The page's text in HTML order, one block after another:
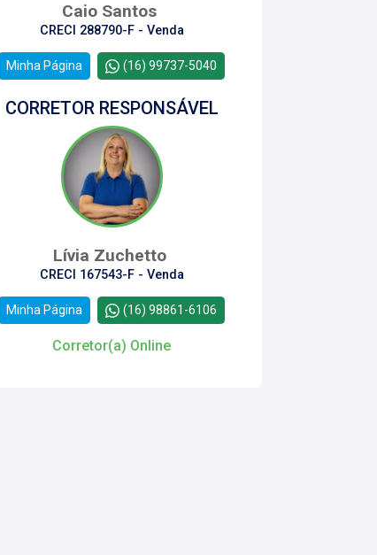
Caio Santos
CRECI 288790-F - Venda
Minha Página (16) 99737-5040
CORRETOR RESPONSÁVEL
Lívia Zuchetto
CRECI 167543-F - Venda
Minha Página (16) 98861-6106
Corretor(a) Online